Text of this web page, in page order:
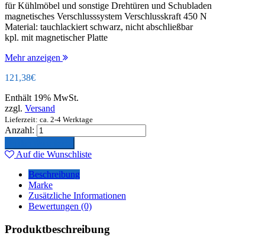
für Kühlmöbel und sonstige Drehtüren und Schubladen
magnetisches Verschlusssystem Verschlusskraft 450 N
Material: tauchlackiert schwarz, nicht abschließbar
kpl. mit magnetischer Platte
Mehr anzeigen
121,38€
Enthält 19% MwSt.
zzgl. Versand
Lieferzeit: ca. 2-4 Werktage
Anzahl:
Auf die Wunschliste
Beschreibung
Marke
Zusätzliche Informationen
Bewertungen (0)
Produktbeschreibung